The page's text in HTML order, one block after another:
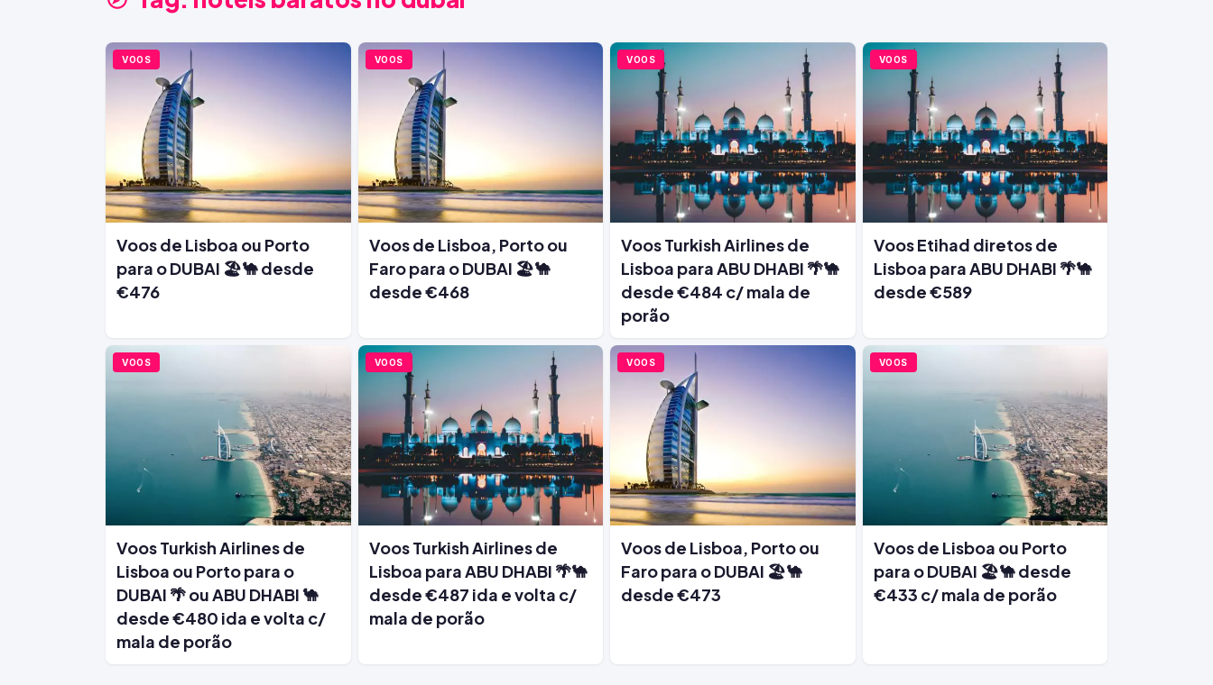
VOOS
Voos de Lisboa ou Porto
para o DUBAI 🏖️🐪 desde
€476
VOOS
Voos de Lisboa, Porto ou
Faro para o DUBAI 🏖️🐪
desde €468
VOOS
Voos Turkish Airlines de
Lisboa para ABU DHABI 🌴🐪
desde €484 c/ mala de
porão
VOOS
Voos Etihad diretos de
Lisboa para ABU DHABI 🌴🐪
desde €589
VOOS
Voos Turkish Airlines de
Lisboa ou Porto para o
DUBAI 🌴 ou ABU DHABI 🐪
desde €480 ida e volta c/
mala de porão
VOOS
Voos Turkish Airlines de
Lisboa para ABU DHABI 🌴🐪
desde €487 ida e volta c/
mala de porão
VOOS
Voos de Lisboa, Porto ou
Faro para o DUBAI 🏖️🐪
desde €473
VOOS
Voos de Lisboa ou Porto
para o DUBAI 🏖️🐪 desde
€433 c/ mala de porão